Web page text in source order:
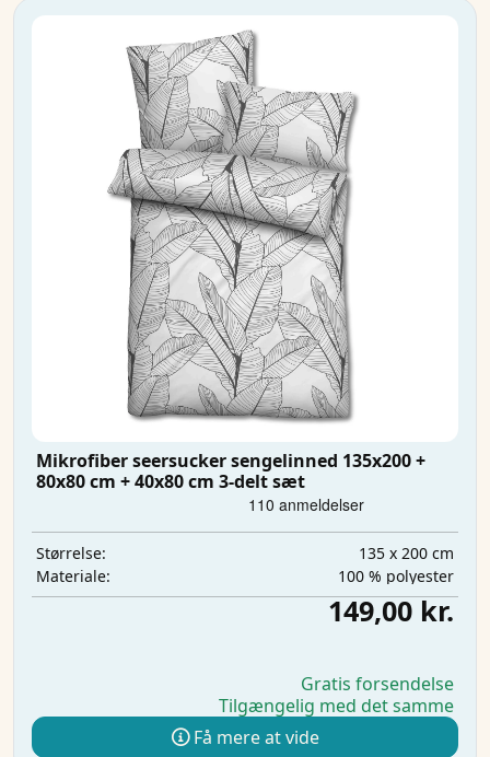
Mikrofiber seersucker sengelinned 135x200 +
80x80 cm + 40x80 cm 3-delt sæt
Størrelse:
135 x 200 cm
Materiale:
100 % polyester
149,00 kr.
Gratis forsendelse
Tilgængelig med det samme
Få mere at vide